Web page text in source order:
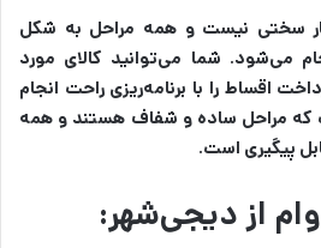
سختی نیست و همه مراحل به شکل
می‌شود. شما می‌توانید کالای مورد
اقساط را با برنامه‌ریزی راحت انجام
که مراحل ساده و شفاف هستند و همه
پیگیری است.
از دیجی‌شهر: